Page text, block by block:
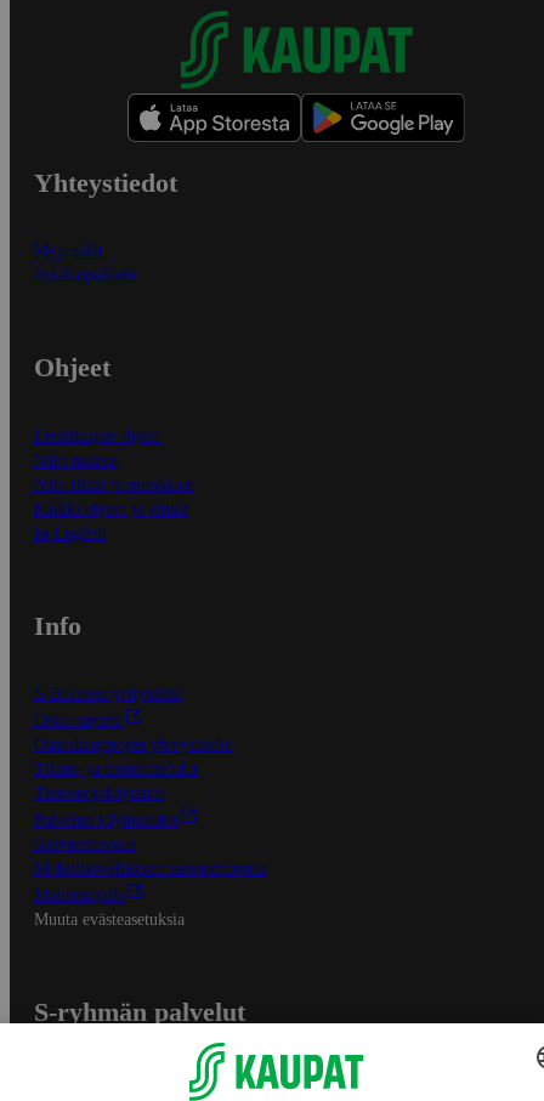
Yhteystiedot
Myymälät
Asiakaspalvelu
Ohjeet
Ensitilaajan ohjeet
Näin maksat
Näin tilaat ja muokkaat
Kaikki ohjeet ja vinkit
In English
Info
S-Business yrityksille
Oiva-raportit
Osuuskauppojen yhteystiedot
Tilaus- ja toimitusehdot
Tietosuojakäytäntö
Palvelun käyttöehdot
Saavutettavuus
Mobiilisovelluksen saavutettavuus
Mainostajalle
Muuta evästeasetuksia
S-ryhmän palvelut